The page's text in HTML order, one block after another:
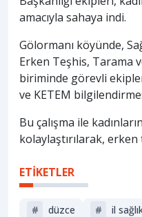
amacıyla sahaya indi.
Gölormanı köyünde,
Erken Teşhis, Tarama
biriminde görevli
ve KETEM
Bu çalışma ile
kolaylaştırılarak,
ETİKETLER
# düzce # i̇l